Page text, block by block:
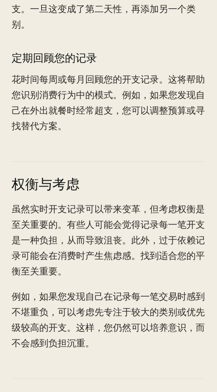
支。一旦这变成了第二天性，再添加另一个类
别。
定期回顾您的记录
花时间每周或每月回顾您的开支记录。这将帮助
您识别消费行为中的模式。例如，如果您发现自
己在外出就餐时经常超支，您可以调整预算或寻
找替代方案。
权衡与考虑
虽然实时开支记录可以带来变革，但考虑权衡是
至关重要的。有些人可能会觉得记录每一笔开支
是一种负担，从而导致沮丧。此外，过于依赖记
录可能会在消费时产生焦虑感。找到适合您的平
衡至关重要。
例如，如果您发现自己在记录每一笔交易时感到
不堪重负，可以考虑先专注于较大的类别或优先
级较高的开支。这样，您仍然可以培养意识，而
不会感到负担沉重。